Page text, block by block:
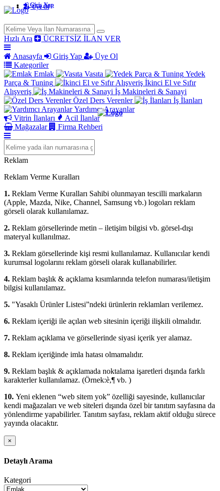
Üye Ol
Giriş Yap
Hızlı Ara ÜCRETSİZ İLAN VER
Anasayfa Giriş Yap
Üye Ol
Kategoriler
Emlak
Vasıta
Yedek
Parça & Tuning
İkinci El ve Sıfır
Alışveriş
İş Makineleri & Sanayi
Özel Ders Verenler
İş İlanları
Yardımcı Arayanlar
Vitrin İlanları
Acil İlanlar
Mağazalar
Firma Rehberi
Reklam
Reklam Verme Kuralları
1. Reklam Verme Kuralları Sahibi olunmayan tescilli markaların
(Apple, Mazda, Nike, Channel, Samsung vb.) logoları reklam
görseli olarak kullanılamaz.
2. Reklam görsellerinde metin – iletişim bilgisi vb. görsel-dışı
materyal kullanılmaz.
3. Reklam görsellerinde kişi resmi kullanılamaz. Kullanıcılar kendi
kurumsal logolarını reklam görseli olarak kullanabilirler.
4. Reklam başlık & açıklama kısımlarında telefon numarası/iletişim
bilgisi kullanılamaz.
5. "Yasaklı Ürünler Listesi”ndeki ürünlerin reklamları verilemez.
6. Reklam içeriği ile açılan web sitesinin içeriği ilişkili olmalıdır.
7. Reklam açıklama ve görsellerinde siyasi içerik yer alamaz.
8. Reklam içeriğinde imla hatası olmamalıdır.
9. Reklam başlık & açıklamada noktalama işaretleri dışında farklı
karakterler kullanılamaz. (Örnek:è,¶ vb. )
10. Yeni eklenen “web sitem yok” özelliği sayesinde, kullanıcılar
kendi mağazaları ve web siteleri dışında özel bir tanıtım sayfasına da
yönlendirme yapabilirler. Tanıtım sayfası, reklam aktif olduğu sürece
yayında olacaktır.
×
Detaylı Arama
Kategori